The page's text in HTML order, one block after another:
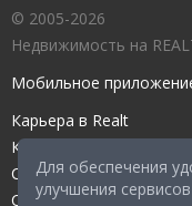
Для обеспечения
улучшения
© 2005-2026
Недвижимость на
Мобильное
Карьера в Realt
Контакты редакции
Справочный центр
Служба поддержки